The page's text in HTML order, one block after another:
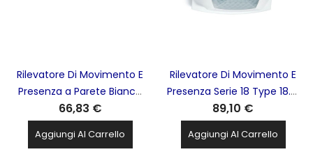
Rilevatore Di Movimento E
Presenza a Parete Bianco
Tipo 18.91 1mt FINDER -
18.91.8.230.0040
66,83 €
Aggiungi Al Carrello
Rilevatore Di Movimento E
Presenza Serie 18 Type 18.51
8x8mt FINDER -
18.51.8.230.03000
89,10 €
Aggiungi Al Carrello